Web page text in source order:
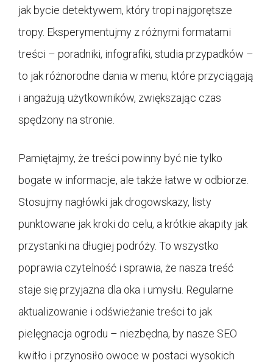
jak bycie detektywem, który tropi najgorętsze
tropy. Eksperymentujmy z różnymi formatami
treści – poradniki, infografiki, studia przypadków –
to jak różnorodne dania w menu, które przyciągają
i angażują użytkowników, zwiększając czas
spędzony na stronie.
Pamiętajmy, że treści powinny być nie tylko
bogate w informacje, ale także łatwe w odbiorze.
Stosujmy nagłówki jak drogowskazy, listy
punktowane jak kroki do celu, a krótkie akapity jak
przystanki na długiej podróży. To wszystko
poprawia czytelność i sprawia, że nasza treść
staje się przyjazna dla oka i umysłu. Regularne
aktualizowanie i odświeżanie treści to jak
pielęgnacja ogrodu – niezbędna, by nasze SEO
kwitło i przynosiło owoce w postaci wysokich